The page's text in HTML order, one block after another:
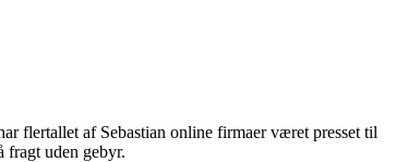
flertallet af Sebastian online firmaer været presset til
fragt uden gebyr.